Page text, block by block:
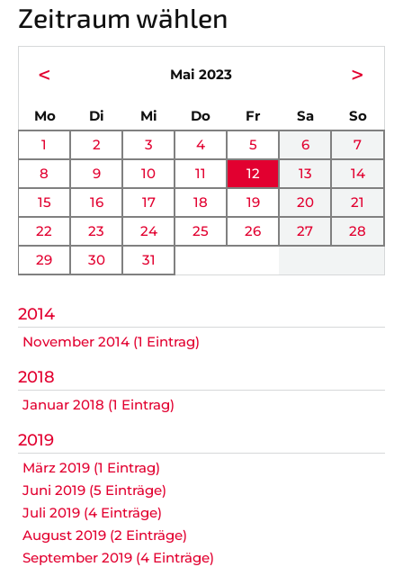
Zeitraum wählen
< Mai 2023 >
Montag Dienstag
Mittwoch
Donnerstag
Freitag SamstagSo
1
2 3 4 5 6
7
8
9 10 11 12 13
14
15
16 17 18 19 20
21
22
23 24 25 26 27
28
29
30 31
2014
November 2014 (1 Eintrag)
2018
Januar 2018 (1 Eintrag)
2019
März 2019 (1 Eintrag)
Juni 2019 (5 Einträge)
Juli 2019 (4 Einträge)
August 2019 (2 Einträge)
September 2019 (4 Einträge)
Mitgliedschaft
Ehrenmitglieder
Gesundheitssport
Verwaltung Intern
Alle Termine
Anfahrt
Chronik
Fanshop
VEREIN
Vereinssatzung
Schutzkonzept
Impressum
Datenschutz
KOOPERATIONEN
Nicht das Richtige gefunden?
Bitte nehmen Sie Kontakt mit uns auf. Wir helfen
gerne weiter.
post@svo.germaringen.de